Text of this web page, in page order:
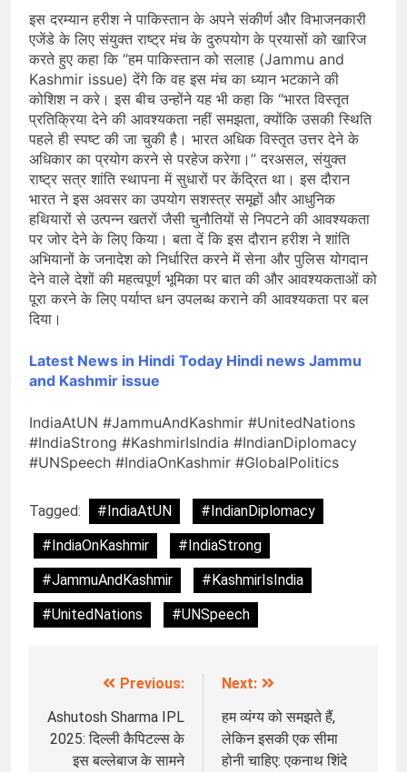
इस दरम्यान हरीश ने पाकिस्तान के अपने संकीर्ण और विभाजनकारी
एजेंडे के लिए संयुक्त राष्ट्र मंच के दुरुपयोग के प्रयासों को खारिज
करते हुए कहा कि “हम पाकिस्तान को सलाह (Jammu and
Kashmir issue) देंगे कि वह इस मंच का ध्यान भटकाने की
कोशिश न करे। इस बीच उन्होंने यह भी कहा कि “भारत विस्तृत
प्रतिक्रिया देने की आवश्यकता नहीं समझता, क्योंकि उसकी स्थिति
पहले ही स्पष्ट की जा चुकी है। भारत अधिक विस्तृत उत्तर देने के
अधिकार का प्रयोग करने से परहेज करेगा।” दरअसल, संयुक्त
राष्ट्र सत्र शांति स्थापना में सुधारों पर केंद्रित था। इस दौरान
भारत ने इस अवसर का उपयोग सशस्त्र समूहों और आधुनिक
हथियारों से उत्पन्न खतरों जैसी चुनौतियों से निपटने की आवश्यकता
पर जोर देने के लिए किया। बता दें कि इस दौरान हरीश ने शांति
अभियानों के जनादेश को निर्धारित करने में सेना और पुलिस योगदान
देने वाले देशों की महत्वपूर्ण भूमिका पर बात की और आवश्यकताओं को
पूरा करने के लिए पर्याप्त धन उपलब्ध कराने की आवश्यकता पर बल
दिया।
Latest News in Hindi Today Hindi news Jammu
and Kashmir issue
IndiaAtUN #JammuAndKashmir #UnitedNations
#IndiaStrong #KashmirIsIndia #IndianDiplomacy
#UNSpeech #IndiaOnKashmir #GlobalPolitics
Tagged: #IndiaAtUN
#IndianDiplomacy
#IndiaOnKashmir
#IndiaStrong
#JammuAndKashmir
#KashmirIsIndia
#UnitedNations
#UNSpeech
navigation
Previous:
Ashutosh Sharma IPL
2025: दिल्ली कैपिटल्स के
इस बल्लेबाज के सामने
Next:
हम व्यंग्य को समझते हैं,
लेकिन इसकी एक सीमा
होनी चाहिए: एकनाथ शिंदे